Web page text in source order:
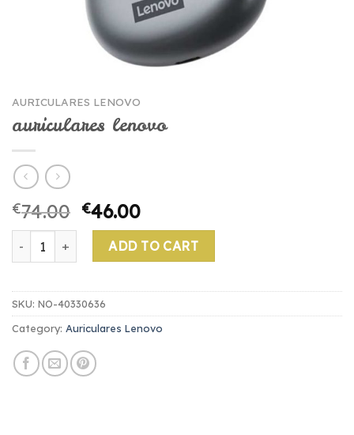
AURICULARES LENOVO
auriculares lenovo
€74.00 €46.00
auriculares lenovo quantity
ADD TO CART
SKU: NO-40330636
Category: Auriculares Lenovo